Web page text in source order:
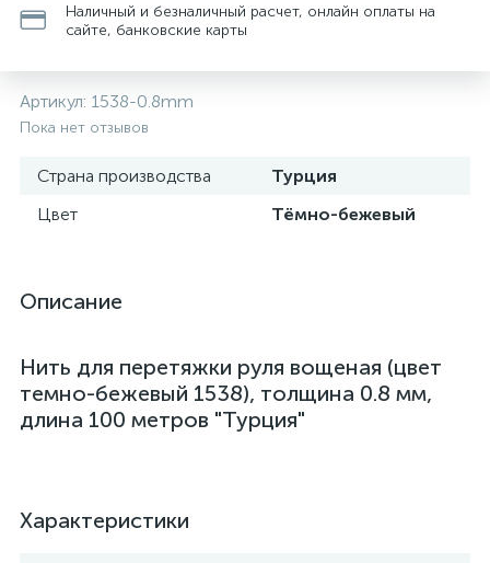
Наличный и безналичный расчет, онлайн оплаты на
сайте, банковские карты
Артикул: 1538-0.8mm
Пока нет отзывов
Страна производства
Турция
Цвет
Тёмно-бежевый
Описание
Нить для перетяжки руля вощеная (цвет
темно-бежевый 1538), толщина 0.8 мм,
длина 100 метров "Турция"
Характеристики